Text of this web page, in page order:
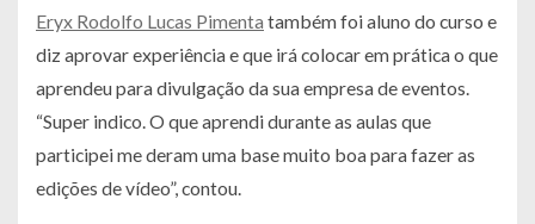
Eryx Rodolfo Lucas Pimenta também foi aluno do curso e
diz aprovar experiência e que irá colocar em prática o que
aprendeu para divulgação da sua empresa de eventos.
“Super indico. O que aprendi durante as aulas que
participei me deram uma base muito boa para fazer as
edições de vídeo”, contou.